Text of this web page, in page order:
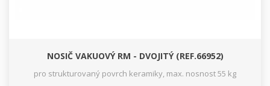
NOSIČ VAKUOVÝ RM - DVOJITÝ (REF.66952)
pro strukturovaný povrch keramiky, max. nosnost 55 kg